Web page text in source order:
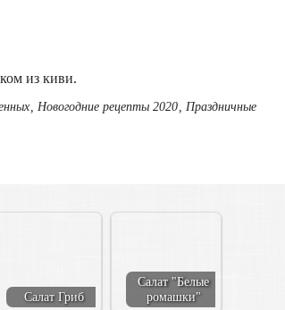
из киви.
,Новогодние рецепты 2020,Праздничные
Салат Гриб
Салат "Белые
ромашки"